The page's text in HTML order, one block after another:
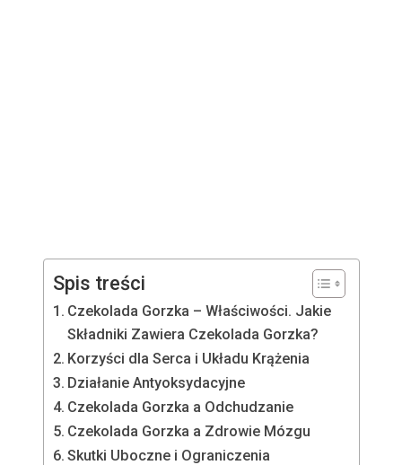
Spis treści
Czekolada Gorzka – Właściwości. Jakie
Składniki Zawiera Czekolada Gorzka?
Korzyści dla Serca i Układu Krążenia
Działanie Antyoksydacyjne
Czekolada Gorzka a Odchudzanie
Czekolada Gorzka a Zdrowie Mózgu
Skutki Uboczne i Ograniczenia